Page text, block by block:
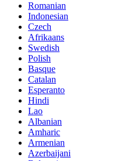
Romanian
Indonesian
Czech
Afrikaans
Swedish
Polish
Basque
Catalan
Esperanto
Hindi
Lao
Albanian
Amharic
Armenian
Azerbaijani